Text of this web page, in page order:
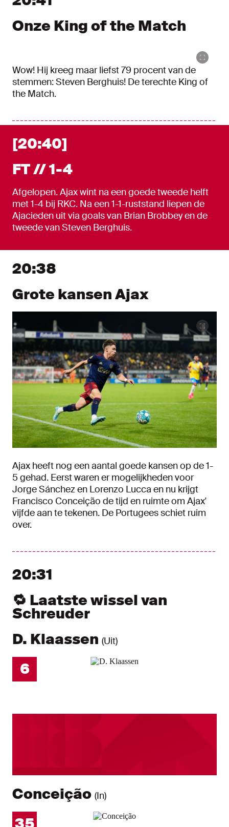
Onze King of the Match
Wow! Hij kreeg maar liefst 79 procent van de
stemmen: Steven Berghuis! De terechte King of
the Match.
[20:40]
FT // 1-4
Afgelopen. Ajax wint na een goede tweede helft
met 1-4 bij RKC. Na een 1-1-ruststand liepen de
Ajacieden uit via goals van Brian Brobbey en de
tweede van Steven Berghuis.
20:38
Grote kansen Ajax
Ajax heeft nog een aantal goede kansen op de 1-
5 gehad. Eerst waren er mogelijkheden voor
Jorge Sánchez en Lorenzo Lucca en nu krijgt
Francisco Conceição de tijd en ruimte om Ajax'
vijfde aan te tekenen. De Portugees schiet ruim
over.
20:31
🔁 Laatste wissel van
Schreuder
D. Klaassen (Uit)
6
Conceição (In)